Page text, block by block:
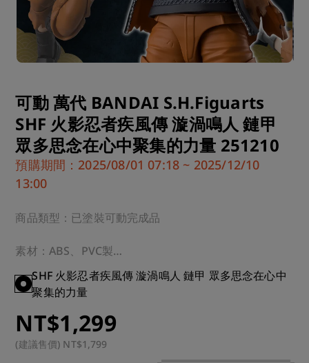
可動 萬代 BANDAI S.H.Figuarts
SHF 火影忍者疾風傳 漩渦鳴人 鏈甲
眾多思念在心中聚集的力量 251210
預購期間：2025/08/01 07:18 ~ 2025/12/10
13:00
商品類型：已塗裝可動完成品
素材：ABS、PVC製
規格：無比例・全高145mm
運送方式：超商 or 宅配
預計到貨時間：2026年7月(7月~8月)
SHF 火影忍者疾風傳 漩渦鳴人 鏈甲 眾多思念在心中
聚集的力量
NT$1,299
(建議售價) NT$1,799